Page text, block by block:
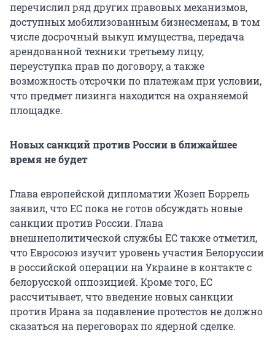
перечислил ряд других правовых механизмов,
доступных мобилизованным бизнесменам, в том
числе досрочный выкуп имущества, передача
арендованной техники третьему лицу,
переуступка прав по договору, а также
возможность отсрочки по платежам при условии,
что предмет лизинга находится на охраняемой
площадке.
Новых санкций против России в ближайшее
время не будет
Глава европейской дипломатии Жозеп Боррель
заявил, что ЕС пока не готов обсуждать новые
санкции против России. Глава
внешнеполитической службы ЕС также отметил,
что Евросоюз изучит уровень участия Белоруссии
в российской операции на Украине в контакте с
белорусской оппозицией. Кроме того, ЕС
рассчитывает, что введение новых санкции
против Ирана за подавление протестов не должно
сказаться на переговорах по ядерной сделке.